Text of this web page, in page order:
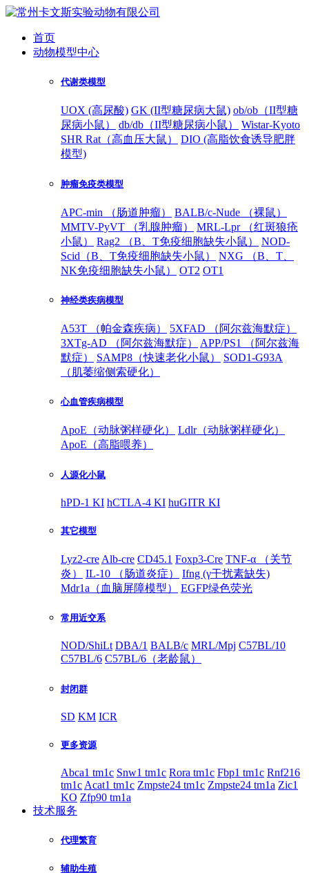
首页
动物模型中心
代谢类模型
UOX (高尿酸) GK (II型糖尿病大鼠) ob/ob（II型糖
尿病小鼠）
db/db（II型糖尿病小鼠）
Wistar-Kyoto
SHR Rat（高血压大鼠）
DIO (高脂饮食诱导肥胖
模型)
肿瘤免疫类模型
APC-min （肠道肿瘤）
BALB/c-Nude （裸鼠）
MMTV-PyVT （乳腺肿瘤）
MRL-Lpr （红斑狼疮
小鼠）
Rag2 （B、T免疫细胞缺失小鼠）
NOD-
Scid（B、T免疫细胞缺失小鼠）
NXG （B、T、
NK免疫细胞缺失小鼠）
OT2 OT1
神经类疾病模型
A53T （帕金森疾病）
5XFAD （阿尔兹海默症）
3XTg-AD （阿尔兹海默症）
APP/PS1 （阿尔兹海
默症）
SAMP8（快速老化小鼠）
SOD1-G93A
（肌萎缩侧索硬化）
心血管疾病模型
ApoE（动脉粥样硬化）
Ldlr（动脉粥样硬化）
ApoE（高脂喂养）
人源化小鼠
hPD-1 KI hCTLA-4 KI huGITR KI
其它模型
Lyz2-cre Alb-cre CD45.1 Foxp3-Cre TNF-α （关节
炎）
IL-10 （肠道炎症）
Ifng (γ干扰素缺失)
Mdr1a（血脑屏障模型）
EGFP绿色荧光
常用近交系
NOD/ShiLt DBA/1 BALB/c MRL/Mpj C57BL/10
C57BL/6 C57BL/6（老龄鼠）
封闭群
SD KM ICR
更多资源
Abca1 tm1c Snw1 tm1c Rora tm1c Fbp1 tm1c Rnf216
tm1c Acat1 tm1c Zmpste24 tm1c Zmpste24 tm1a Zic1
KO Zfp90 tm1a
技术服务
代理繁育
辅助生殖